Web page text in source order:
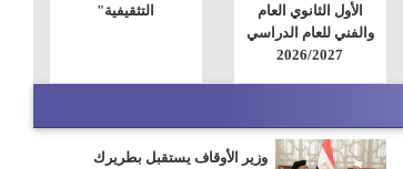
الأول الثانوي العام
والفني للعام الدراسي
2026/2027
التثقيفية"
وزير الأوقاف يستقبل بطريرك